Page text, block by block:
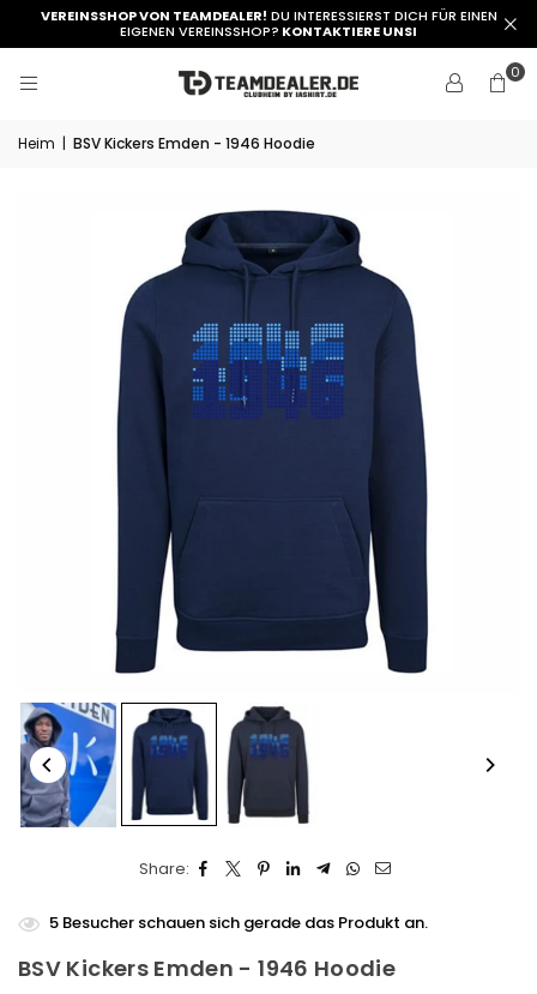
VEREINSSHOP VON TEAMDEALER! DU INTERESSIERST DICH FÜR EINEN
EIGENEN VEREINSSHOP? KONTAKTIERE UNSI
0
Heim | BSV Kickers Emden - 1946 Hoodie
Share:
5 Besucher schauen sich gerade das Produkt an.
BSV Kickers Emden - 1946 Hoodie